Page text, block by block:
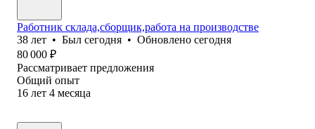
Работник склада,сборщик,работа на производстве
38 лет • Был сегодня • Обновлено сегодня
80 000 ₽
Рассматривает предложения
Общий опыт
16 лет 4 месяца